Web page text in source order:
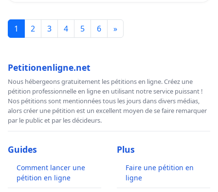
1 2 3 4 5 6 »
Petitionenligne.net
Nous hébergeons gratuitement les pétitions en ligne. Créez une
pétition professionnelle en ligne en utilisant notre service puissant !
Nos pétitions sont mentionnées tous les jours dans divers médias,
alors créer une pétition est un excellent moyen de se faire remarquer
par le public et par les décideurs.
Guides
Comment lancer une
pétition en ligne
Plus
Faire une pétition en
ligne